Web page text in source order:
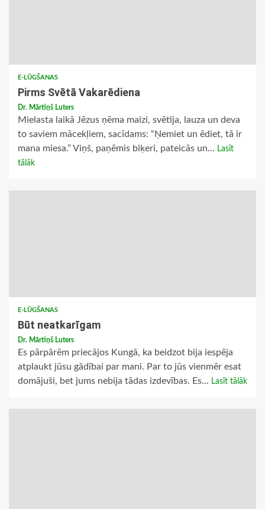
E-LŪGŠANAS
Pirms Svētā Vakarēdiena
Dr. Mārtiņš Luters
Mielasta laikā Jēzus ņēma maizi, svētīja, lauza un deva
to saviem mācekļiem, sacīdams: “Ņemiet un ēdiet, tā ir
mana miesa.” Viņš, paņēmis biķeri, pateicās un... Lasīt
tālāk
E-LŪGŠANAS
Būt neatkarīgam
Dr. Mārtiņš Luters
Es pārpārēm priecājos Kungā, ka beidzot bija iespēja
atplaukt jūsu gādībai par mani. Par to jūs vienmēr esat
domājuši, bet jums nebija tādas izdevības. Es... Lasīt tālāk